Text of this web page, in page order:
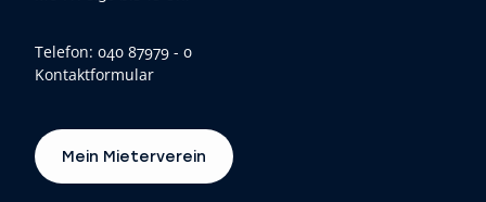
Telefon: 040 87979 - 0
Kontaktformular
Mein Mieterverein